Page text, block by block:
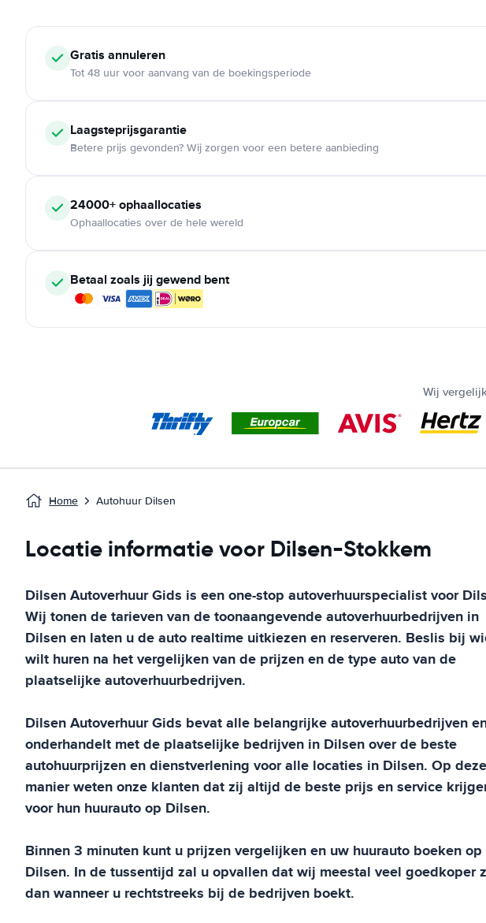
Gratis annuleren
Tot 48 uur voor aanvang van de boekingsperiode
Laagsteprijsgarantie
Betere prijs gevonden? Wij zorgen voor een betere aanbieding
24000+ ophaallocaties
Ophaallocaties over de hele wereld
Betaal zoals jij gewend bent
Wij
Home Autohuur Dilsen
Locatie informatie voor Dilsen-Stokkem
DilsenAutoverhuur Gids is een one-stop autoverhuurspecialist voor
Wij tonen de tarieven van de toonaangevende autoverhuurbedrijven in
Dilsenen laten u de auto realtime uitkiezen en reserveren. Beslis bij
wilt huren na het vergelijken van de prijzen en de type auto van de
plaatselijke autoverhuurbedrijven.
DilsenAutoverhuur Gids bevat alle belangrijke autoverhuurbedrijven
onderhandelt met de plaatselijke bedrijven in Dilsenover de beste
autohuurprijzen en dienstverlening voor alle locaties in Dilsen. Op deze
manier weten onze klanten dat zij altijd de beste prijs en service
voor hun huurauto op Dilsen.
Binnen 3 minuten kunt u prijzen vergelijken en uw huurauto boeken op
Dilsen. In de tussentijd zal u opvallen dat wij meestal veel goedkoper
dan wanneer u rechtstreeks bij de bedrijven boekt.